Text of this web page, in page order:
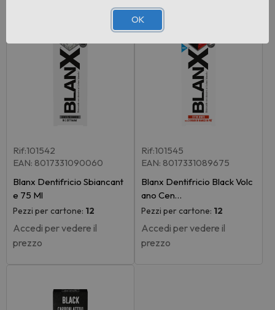
Rif:101542
EAN: 8017331090060
Blanx Dentifricio Sbiancant
e 75 Ml
Pezzi per cartone: 12
Accedi per vedere il
prezzo
Rif:101545
EAN: 8017331089675
Blanx Dentifricio Black Volc
ano Cen…
Pezzi per cartone: 12
Accedi per vedere il
prezzo
OK